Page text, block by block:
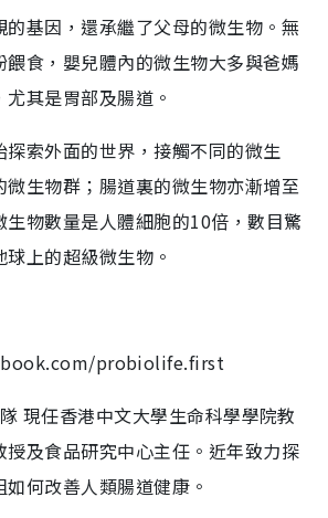
基因，還承繼了父母的微生物。無
餵食，嬰兒體內的微生物大多與爸媽
其是胃部及腸道。
探索外面的世界，接觸不同的微生
微生物群；腸道裏的微生物亦漸增至
生物數量是人體細胞的10倍，數目驚
上的超級微生物。
probiolife.first
現任香港中文大學生命科學學院教
及食品研究中心主任。近年致力探
何改善人類腸道健康。